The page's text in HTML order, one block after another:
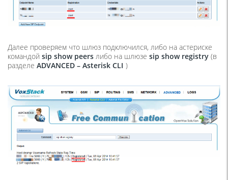
Далее проверяем что шлюз подключился, либо на астериске
командой sip show peers либо на шлюзе sip show registry (в
разделе ADVANCED – Asterisk CLI )